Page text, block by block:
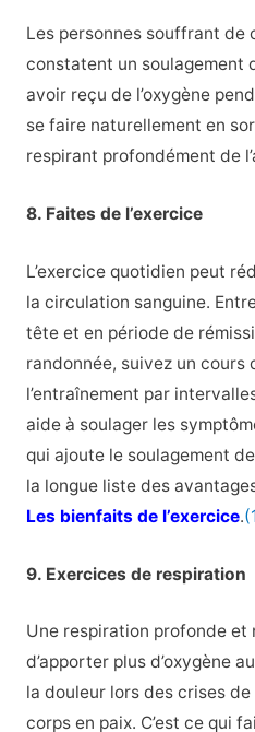
Les personnes souffrant de
constatent un soulagement
avoir reçu de l’oxygène
se faire naturellement en
respirant profondément de
8. Faites de l’exercice
L’exercice quotidien peut
la circulation sanguine.
tête et en période de
randonnée, suivez un cours
l’entraînement par
aide à soulager les
qui ajoute le soulagement
la longue liste des
Les bienfaits de l’exercice.
9. Exercices de respiration
Une respiration profonde et
d’apporter plus d’oxygène
la douleur lors des crises
corps en paix. C’est ce qui